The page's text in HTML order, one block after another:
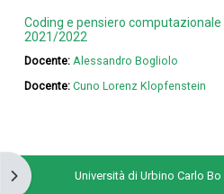
Istruzioni per
Contatti
Portale UniUrb
Apri il cassetto del blocco
Coding e pensiero computazionale
2021/2022
Docente:Alessandro Bogliolo
Docente:Cuno Lorenz Klopfenstein
Università di Urbino Carlo